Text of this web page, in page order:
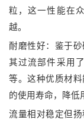
粒，这一性能在
越。
耐磨性好：鉴于
其过流部件采用
等。这种优质材
的使用寿命，降低
流量相对稳定但